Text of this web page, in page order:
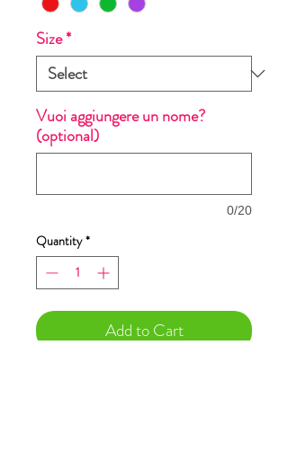
Size*
Vuoi aggiungere un nome?
(optional)
0/20
Quantity *
Add to Cart